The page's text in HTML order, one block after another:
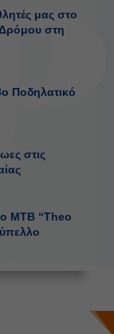
μας στο
στη
Ποδηλατικό
στις
MTB “Theo